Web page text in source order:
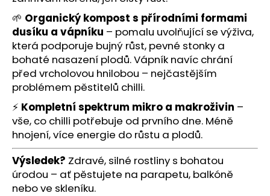
🌱 Organický kompost s přírodními formami
dusíku a vápníku – pomalu uvolňující se výživa,
která podporuje bujný růst, pevné stonky a
bohaté nasazení plodů. Vápník navíc chrání
před vrcholovou hnilobou – nejčastějším
problémem pěstitelů chilli.
⚡ Kompletní spektrum mikro a makroživin –
vše, co chilli potřebuje od prvního dne. Méně
hnojení, více energie do růstu a plodů.
Výsledek? Zdravé, silné rostliny s bohatou
úrodou – ať pěstujete na parapetu, balkóně
nebo ve skleníku.